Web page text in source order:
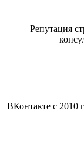
Репутация
ВКонтакте с 2010